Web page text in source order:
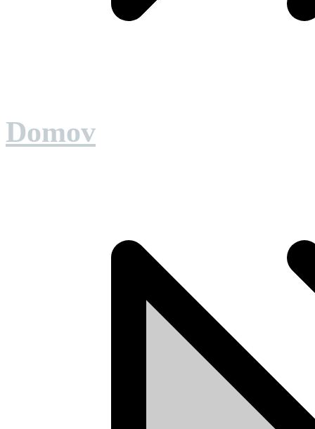
Domov